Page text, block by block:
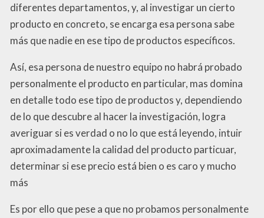
diferentes departamentos, y, al investigar un cierto
producto en concreto, se encarga esa persona sabe
más que nadie en ese tipo de productos específicos.
Así, esa persona de nuestro equipo no habrá probado
personalmente el producto en particular, mas domina
en detalle todo ese tipo de productos y, dependiendo
de lo que descubre al hacer la investigación, logra
averiguar si es verdad o no lo que está leyendo, intuir
aproximadamente la calidad del producto particuar,
determinar si ese precio está bien o es caro y mucho
más
Es por ello que pese a que no probamos personalmente